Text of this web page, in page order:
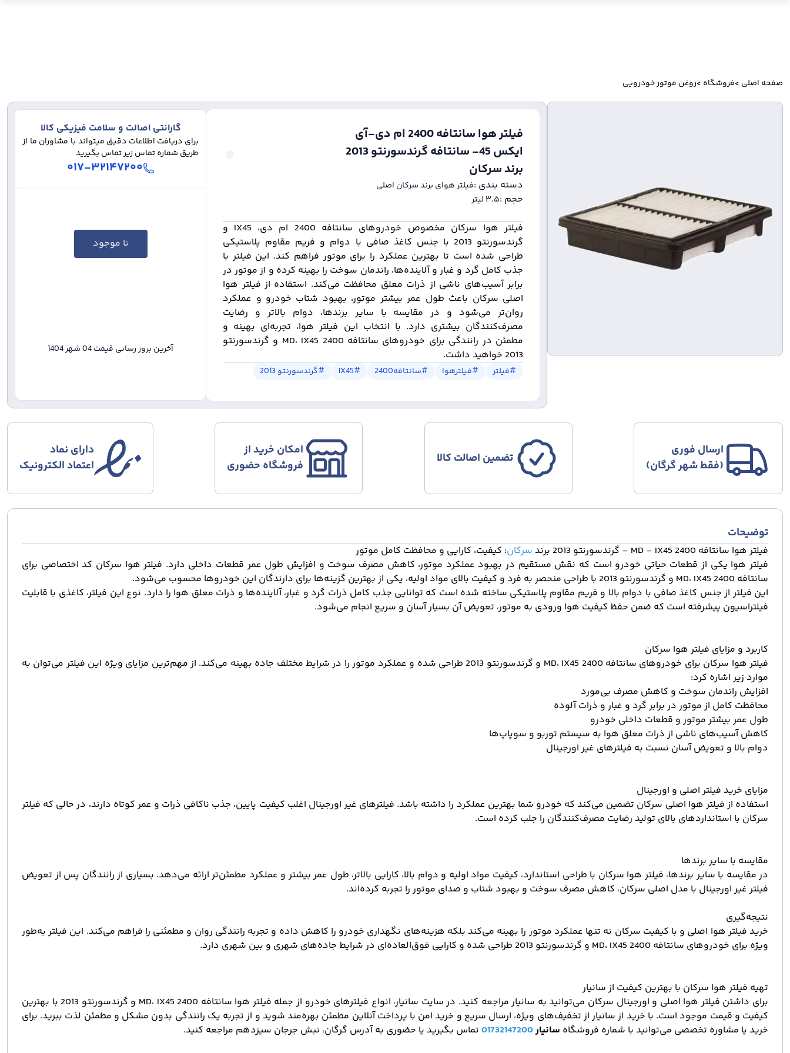
صفحه اصلی >فروشگاه >روغن موتور خودرویی
فيلتر هوا سانتافه 2400 ام دی-آی
ایکس 45- سانتافه گرندسورنتو 2013
برند سرکان
دسته بندی :‌فیلتر هوای برند سرکان اصلی
حجم :‌۳.۵ لیتر
فیلتر هوا سرکان مخصوص خودروهای سانتافه 2400 ام دی، IX45 و
گرندسورنتو 2013 با جنس کاغذ صافی با دوام و فریم مقاوم پلاستیکی
طراحی شده است تا بهترین عملکرد را برای موتور فراهم کند. این فیلتر با
جذب کامل گرد و غبار و آلاینده‌ها، راندمان سوخت را بهینه کرده و از موتور در
برابر آسیب‌های ناشی از ذرات معلق محافظت می‌کند. استفاده از فیلتر هوا
اصلی سرکان باعث طول عمر بیشتر موتور، بهبود شتاب خودرو و عملکرد
روان‌تر می‌شود و در مقایسه با سایر برندها، دوام بالاتر و رضایت
مصرف‌کنندگان بیشتری دارد. با انتخاب این فیلتر هوا، تجربه‌ای بهینه و
مطمئن در رانندگی برای خودروهای سانتافه 2400 MD، IX45 و گرندسورنتو
2013 خواهید داشت.
#فیلتر #فیلترهوا #سانتافه2400 #
IX45
#گرندسورنتو 2013
گارانتی اصالت و سلامت فیزیکی کالا
برای دریافت اطلاعات دقیق میتواند با مشاوران ما از
طریق شماره تماس زیر تماس بگیرید
۰۱۷-۳۲۱۴۷۲۰۰
نا موجود
آخرین بروز رسانی قیمت04 شهر 1404
ارسال فوری
(فقط شهر گرگان)
تضمین اصالت کالا
امکان خرید از
فروشگاه حضوری
دارای نماد
اعتماد الکترونیک
توضیحات
فیلتر هوا سانتافه 2400 MD – IX45 – گرندسورنتو 2013 برند سرکان: کیفیت، کارایی و محافظت کامل موتور
فیلتر هوا یکی از قطعات حیاتی خودرو است که نقش مستقیم در بهبود عملکرد موتور، کاهش مصرف سوخت و افزایش طول عمر قطعات داخلی دارد. فیلتر هوا سرکان کد اختصاصی برای
سانتافه 2400 MD، IX45 و گرندسورنتو 2013 با طراحی منحصر به فرد و کیفیت بالای مواد اولیه، یکی از بهترین گزینه‌ها برای دارندگان این خودروها محسوب می‌شود.
این فیلتر از جنس کاغذ صافی با دوام بالا و فریم مقاوم پلاستیکی ساخته شده است که توانایی جذب کامل ذرات گرد و غبار، آلاینده‌ها و ذرات معلق هوا را دارد. نوع این فیلتر، کاغذی با قابلیت
فیلتراسیون پیشرفته است که ضمن حفظ کیفیت هوا ورودی به موتور، تعویض آن بسیار آسان و سریع انجام می‌شود.
کاربرد و مزایای فیلتر هوا سرکان
فیلتر هوا سرکان برای خودروهای سانتافه 2400 MD، IX45 و گرندسورنتو 2013 طراحی شده و عملکرد موتور را در شرایط مختلف جاده بهینه می‌کند. از مهم‌ترین مزایای ویژه این فیلتر می‌توان به
موارد زیر اشاره کرد:
افزایش راندمان سوخت و کاهش مصرف بی‌مورد
محافظت کامل از موتور در برابر گرد و غبار و ذرات آلوده
طول عمر بیشتر موتور و قطعات داخلی خودرو
کاهش آسیب‌های ناشی از ذرات معلق هوا به سیستم توربو و سوپاپ‌ها
دوام بالا و تعویض آسان نسبت به فیلترهای غیر اورجینال
مزایای خرید فیلتر اصلی و اورجینال
استفاده از فیلتر هوا اصلی سرکان تضمین می‌کند که خودرو شما بهترین عملکرد را داشته باشد. فیلترهای غیر اورجینال اغلب کیفیت پایین، جذب ناکافی ذرات و عمر کوتاه دارند، در حالی که فیلتر
سرکان با استانداردهای بالای تولید رضایت مصرف‌کنندگان را جلب کرده است.
مقایسه با سایر برندها
در مقایسه با سایر برندها، فیلتر هوا سرکان با طراحی استاندارد، کیفیت مواد اولیه و دوام بالا، کارایی بالاتر، طول عمر بیشتر و عملکرد مطمئن‌تر ارائه می‌دهد. بسیاری از رانندگان پس از تعویض
فیلتر غیر اورجینال با مدل اصلی سرکان، کاهش مصرف سوخت و بهبود شتاب و صدای موتور را تجربه کرده‌اند.
نتیجه‌گیری
خرید فیلتر هوا اصلی و با کیفیت سرکان نه تنها عملکرد موتور را بهینه می‌کند بلکه هزینه‌های نگهداری خودرو را کاهش داده و تجربه رانندگی روان و مطمئنی را فراهم می‌کند. این فیلتر به‌طور
ویژه برای خودروهای سانتافه 2400 MD، IX45 و گرندسورنتو 2013 طراحی شده و کارایی فوق‌العاده‌ای در شرایط جاده‌های شهری و بین شهری دارد.
تهیه فیلتر هوا سرکان با بهترین کیفیت از سانیار
برای داشتن فیلتر هوا اصلی و اورجینال سرکان می‌توانید به سانیار مراجعه کنید. در سایت سانیار، انواع فیلترهای خودرو از جمله فیلتر هوا سانتافه 2400 MD، IX45 و گرندسورنتو 2013 با بهترین
کیفیت و قیمت موجود است. با خرید از سانیار از تخفیف‌های ویژه، ارسال سریع و خرید امن با پرداخت آنلاین مطمئن بهره‌مند شوید و از تجربه یک رانندگی بدون مشکل و مطمئن لذت ببرید. برای
خرید یا مشاوره تخصصی می‌توانید با شماره فروشگاه سانیار01732147200 تماس بگیرید یا حضوری به آدرس گرگان، نبش جرجان سیزدهم مراجعه کنید.